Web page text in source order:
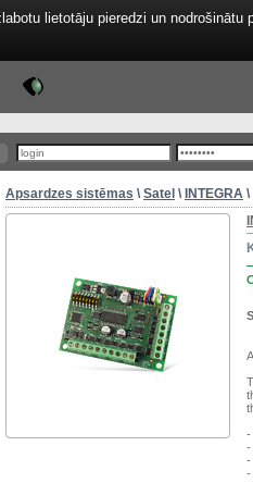
Apsardzes sistēmas \ Satel \ INTEGRA \
-
-
-
-
lietotāju pieredzi un nodrošinātu